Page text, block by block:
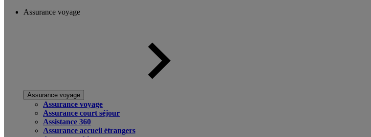
Assurance voyage
Assurance voyage
Assurance voyage
Assurance court séjour
Assistance 360
Assurance accueil étrangers